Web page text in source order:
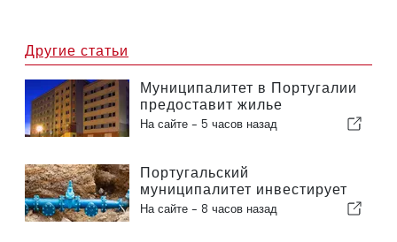
Другие статьи
Муниципалитет в Португалии
предоставит жилье
гражданам
На сайте - 5 часов назад
Португальский
муниципалитет инвестирует
более 190 000 евро в систему
На сайте - 8 часов назад